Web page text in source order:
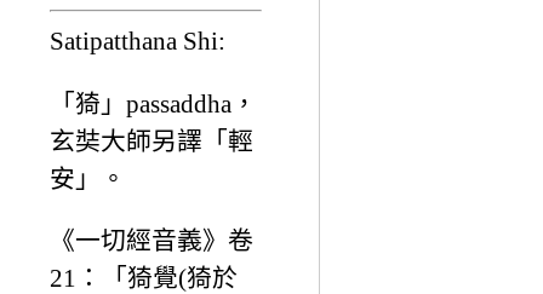
Satipatthana Shi:
「猗」passaddha，
玄奘大師另譯「輕
安」。
《一切經音義》卷
21：「猗覺(猗於